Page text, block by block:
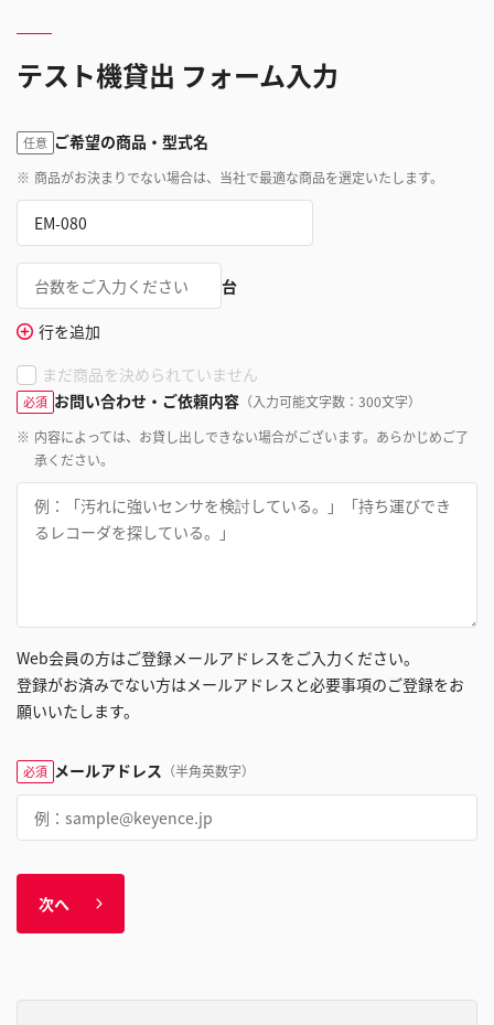
テスト機貸出 フォーム入力
任意 ご希望の商品・型式名
※ 商品がお決まりでない場合は、当社で最適な商品を選定いたします。
台
行を追加
まだ商品を決められていません
必須 お問い合わせ・ご依頼内容 （入力可能文字数：300文字）
※ 内容によっては、お貸し出しできない場合がございます。あらかじめご了
承ください。
Web会員の方はご登録メールアドレスをご入力ください。
登録がお済みでない方はメールアドレスと必要事項のご登録をお
願いいたします。
必須 メールアドレス （半角英数字）
次へ